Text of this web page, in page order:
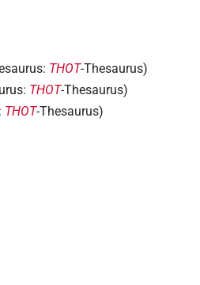
THOT-Thesaurus)
THOT-Thesaurus)
THOT-Thesaurus)